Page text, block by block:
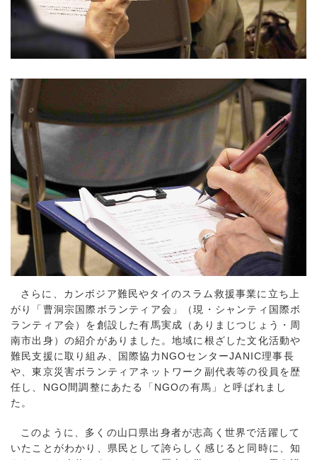
さらに、カンボジア難民やタイのスラム救援事業に立ち上
がり「曹洞宗国際ボランティア会」（現・シャンティ国際ボ
ランティア会）を創設した有馬実成（ありまじつじょう・周
南市出身）の紹介がありました。地域に根ざした文化活動や
難民支援に取り組み、国際協力NGOセンターJANIC理事長
や、東京災害ボランティアネットワーク副代表等の役員を歴
任し、NGO間調整にあたる「NGOの有馬」と呼ばれまし
た。
このように、多くの山口県出身者が志高く世界で活躍して
いたことがわかり、県民として誇らしく感じると同時に、知